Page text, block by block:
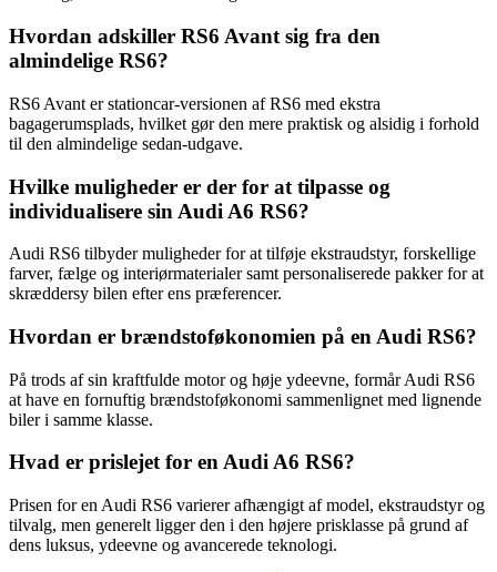
Hvordan adskiller RS6 Avant sig fra den
almindelige RS6?
RS6 Avant er stationcar-versionen af RS6 med ekstra
bagagerumsplads, hvilket gør den mere praktisk og alsidig i forhold
til den almindelige sedan-udgave.
Hvilke muligheder er der for at tilpasse og
individualisere sin Audi A6 RS6?
Audi RS6 tilbyder muligheder for at tilføje ekstraudstyr, forskellige
farver, fælge og interiørmaterialer samt personaliserede pakker for at
skræddersy bilen efter ens præferencer.
Hvordan er brændstoføkonomien på en Audi RS6?
På trods af sin kraftfulde motor og høje ydeevne, formår Audi RS6
at have en fornuftig brændstoføkonomi sammenlignet med lignende
biler i samme klasse.
Hvad er prislejet for en Audi A6 RS6?
Prisen for en Audi RS6 varierer afhængigt af model, ekstraudstyr og
tilvalg, men generelt ligger den i den højere prisklasse på grund af
dens luksus, ydeevne og avancerede teknologi.